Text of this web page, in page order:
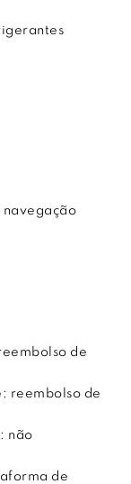
navegação
de
reembolso de
não
de